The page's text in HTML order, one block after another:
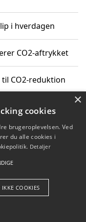
i hverdagen
CO2-aftrykket
CO2-reduktion
CO2-udslip
Aps
×
cookies
brugeroplevelsen. Ved
du alle cookies i
Detaljer
COOKIES